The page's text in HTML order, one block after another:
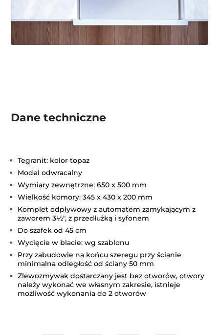
Dane techniczne
Tegranit: kolor topaz
Model odwracalny
Wymiary zewnętrzne: 650 x 500 mm
Wielkość komory: 345 x 430 x 200 mm
Komplet odpływowy z automatem zamykającym z
zaworem 3½", z przedłużką i syfonem
Do szafek od 45 cm
Wycięcie w blacie: wg szablonu
Przy zabudowie na końcu szeregu przy ścianie
minimalna odległość od ściany 50 mm
Zlewozmywak dostarczany jest bez otworów, otwory
należy wykonać we własnym zakresie, istnieje
możliwość wykonania do 2 otworów